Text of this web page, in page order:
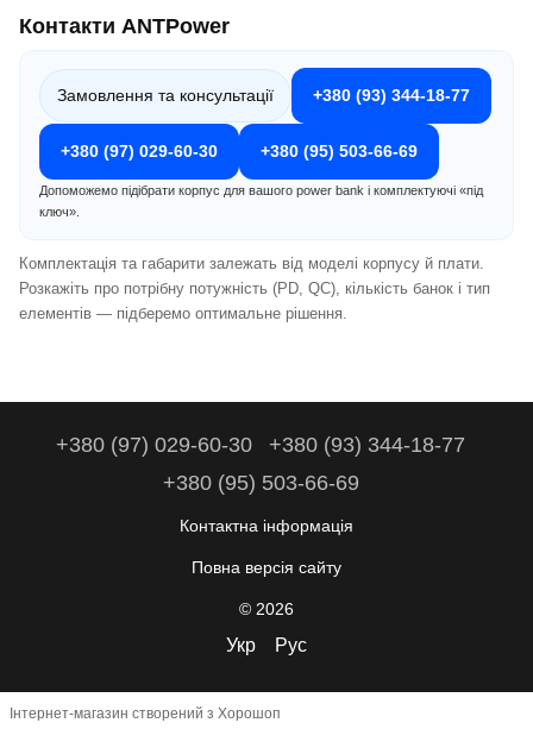
Контакти ANTPower
Замовлення та консультації +380 (93) 344-18-77
+380 (97) 029-60-30 +380 (95) 503-66-69
Допоможемо підібрати корпус для вашого power bank і комплектуючі «під
ключ».
Комплектація та габарити залежать від моделі корпусу й плати.
Розкажіть про потрібну потужність (PD, QC), кількість банок і тип
елементів — підберемо оптимальне рішення.
+380 (97) 029-60-30
+380 (93) 344-18-77
+380 (95) 503-66-69
Контактна інформація
Повна версія сайту
© 2026
Укр Рус
Інтернет-магазин створений з Хорошоп